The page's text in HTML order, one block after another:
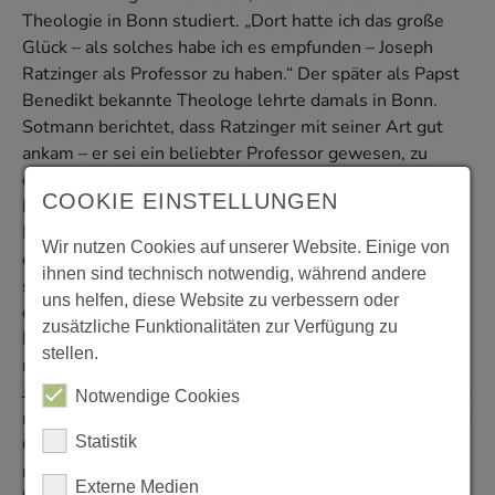
Theologie in Bonn studiert. „Dort hatte ich das große
Glück – als solches habe ich es empfunden – Joseph
Ratzinger als Professor zu haben.“ Der später als Papst
Benedikt bekannte Theologe lehrte damals in Bonn.
Sotmann berichtet, dass Ratzinger mit seiner Art gut
ankam – er sei ein beliebter Professor gewesen, zu
dessen Vorlesungen sogar Studierende anderer
Fakultäten kamen. Als „vollkommen durchgeistigten
Menschen“ beschreibt ihn Sotmann und vermutet, dass
es ihm später in seiner Rolle als Papst teilweise auch
schwerfiel, konkrete Entscheidungen zu treffen. Nach
dem Studium ging es ins damals gerade neu eröffnete
Priesterseminar in Essen-Werden. „Das haben wir halb
mit aufgebaut, wir waren ja die ersten dort“, sagt der
Jubilar. Nach dem Priesterseminar folgte die Kaplanszeit
mit Stationen in Duisburg-Hamborn, Essen-Werden und
Oberhausen-Styrum, von wo er schließlich als Pfarrer
nach Gelsenkirchen Bismarck wechselte und 23 Jahre
COOKIE EINSTELLUNGEN
Wir nutzen Cookies auf unserer Website. Einige von
ihnen sind technisch notwendig, während andere
uns helfen, diese Website zu verbessern oder
zusätzliche Funktionalitäten zur Verfügung zu
stellen.
Notwendige Cookies
Statistik
Externe Medien